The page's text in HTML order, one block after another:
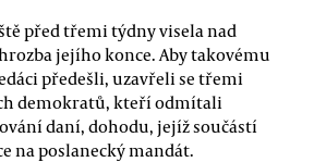
před třemi týdny visela nad
jejího konce. Aby takovému
předešli, uzavřeli se třemi
demokratů, kteří odmítali
daní, dohodu, jejíž součástí
na poslanecký mandát.